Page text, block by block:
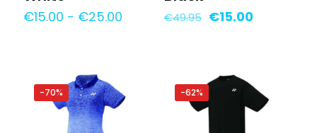
€15.00 - €25.00 Prijsklasse:
€49.95 Oorspronkelijke
€15.00Huidige
-70% -62%